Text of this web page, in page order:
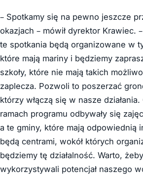
– Spotkamy się na pewno jeszcze
okazjach – mówił dyrektor Krawiec.
te spotkania będą organizowane w
które mają mariny i będziemy
szkoły, które nie mają takich
zaplecza. Pozwoli to poszerzać
którzy włączą się w nasze
ramach programu odbywały się
a te gminy, które mają odpowiednią
będą centrami, wokół których
będziemy tę działalność. Warto,
wykorzystywali potencjał naszego